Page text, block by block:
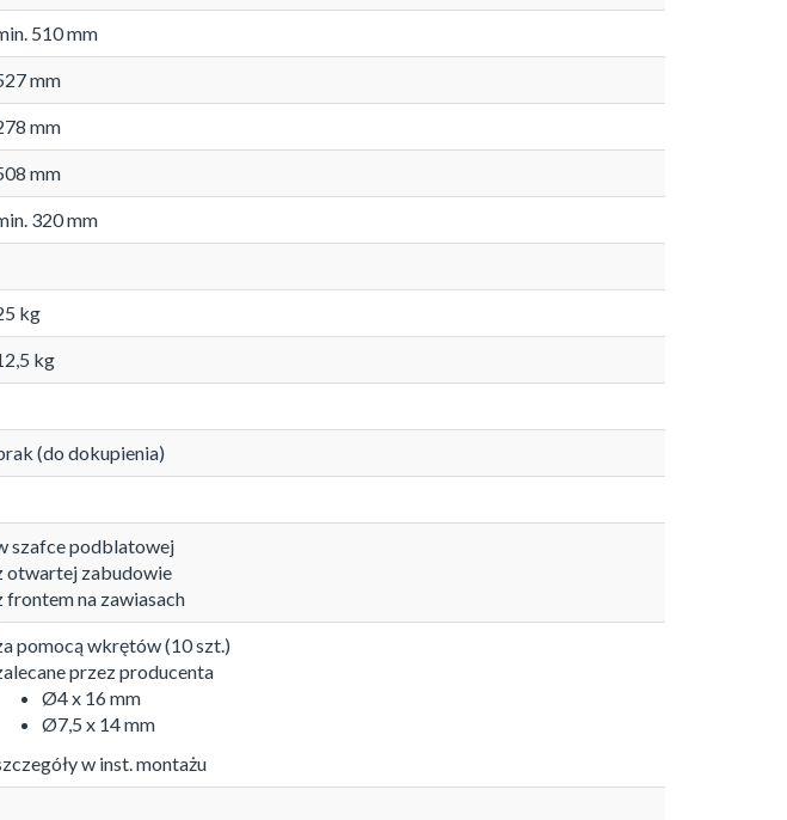
510 mm
mm
mm
mm
320 mm
kg
kg
(do dokupienia)
szafce podblatowej
otwartej zabudowie
frontem na zawiasach
pomocą wkrętów (10 szt.)
przez producenta
Ø4 x 16 mm
Ø7,5 x 14 mm
w inst. montażu